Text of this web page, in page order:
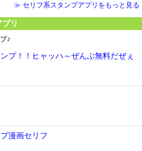
≫ セリフ系スタンプアプリをもっと見る
リ
♪
プ！！ヒャッハ～ぜんぶ無料だぜぇ
漫画セリフ